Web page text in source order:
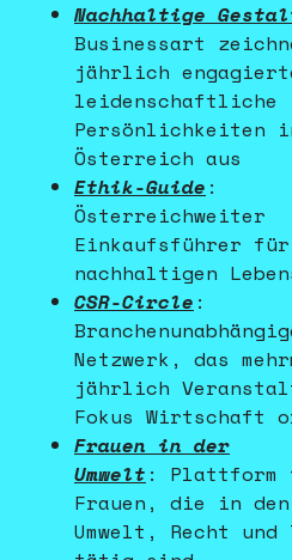
Nachhaltige
Businessart
jährlich
leidenschaftliche
Persönlichkeiten
Österreich aus
Ethik-Guide :
Österreichweiter
Einkaufsführer
nachhaltigen
CSR-Circle :
Netzwerk, das
jährlich
Fokus Wirtschaft
Frauen in der
Umwelt : Plattform
Frauen, die in den
Umwelt, Recht und